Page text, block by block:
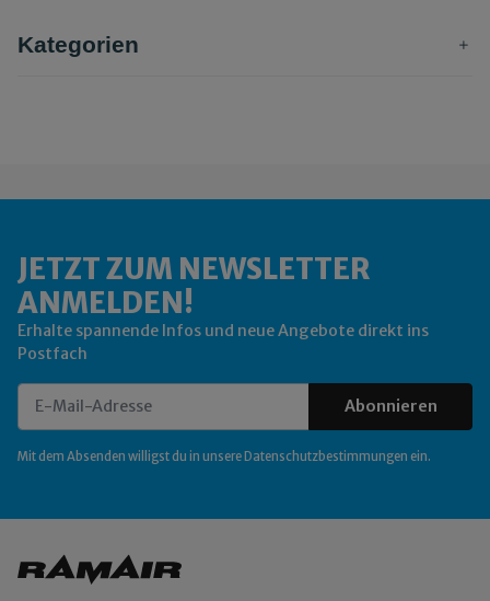
Kategorien
JETZT ZUM NEWSLETTER
ANMELDEN!
Erhalte spannende Infos und neue Angebote direkt ins
Postfach
Abonnieren
Mit dem Absenden willigst du in unsere Datenschutzbestimmungen ein.